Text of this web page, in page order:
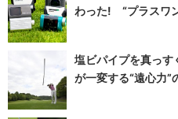
わった! “プラスワ
塩ビパイプを真っす
が一変する“遠心力”